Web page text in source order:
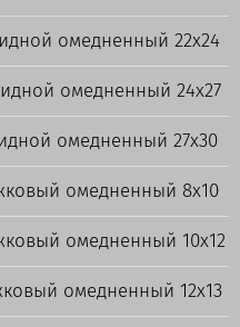
омедненный 22х24
омедненный 24х27
омедненный 27х30
омедненный 8х10
омедненный 10х12
омедненный 12х13